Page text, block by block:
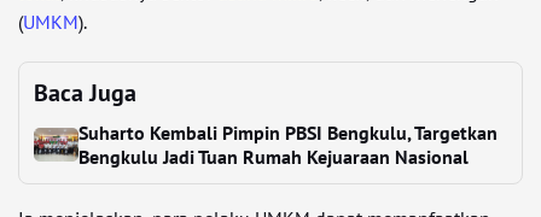
(UMKM).
Baca Juga
Suharto Kembali Pimpin PBSI Bengkulu, Targetkan
Bengkulu Jadi Tuan Rumah Kejuaraan Nasional